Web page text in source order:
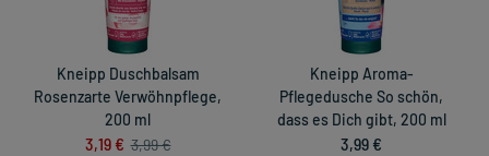
Kneipp Duschbalsam
Rosenzarte Verwöhnpflege,
200 ml
3,19 € 3,99 €
Kneipp Aroma-
Pflegedusche So schön,
dass es Dich gibt, 200 ml
3,99 €